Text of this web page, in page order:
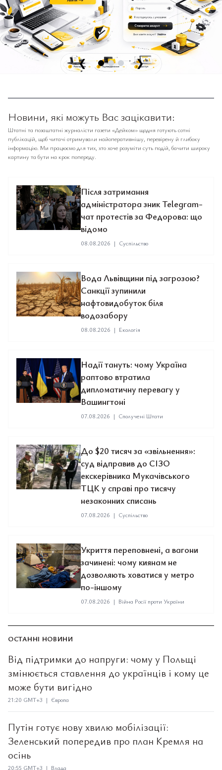
❮ ❯
Новини, які можуть Вас зацікавити:
Штатні та позаштатні журналісти газети «Дейком» щодня готують сотні
публікацій, щоб читачі отримували найоперативнішу, перевірену й глибоку
інформацію. Ми працюємо для тих, хто хоче розуміти суть подій, бачити широку
картину та бути на крок попереду.
Після затримання
адміністратора зник Telegram-
чат протестів за Федорова: що
відомо
08.08.2026 | Суспільство
Вода Львівщини під загрозою?
Санкції зупинили
нафтовидобуток біля
водозабору
08.08.2026 | Екологія
Надії тануть: чому Україна
раптово втратила
дипломатичну перевагу у
Вашингтоні
07.08.2026 | Сполучені Штати
До $20 тисяч за «звільнення»:
суд відправив до СІЗО
екскерівника Мукачівського
ТЦК у справі про тисячу
незаконних списань
07.08.2026 | Суспільство
Укриття переповнені, а вагони
зачинені: чому киянам не
дозволяють ховатися у метро
по-іншому
07.08.2026 | Війна Росії проти України
ОСТАННІ НОВИНИ
Від підтримки до напруги: чому у Польщі
змінюється ставлення до українців і кому це
може бути вигідно
21:20 GMT+3 | Європа
Путін готує нову хвилю мобілізації:
Зеленський попередив про план Кремля на
осінь
20:55 GMT+3 | Влада